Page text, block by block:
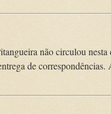
não circulou
de